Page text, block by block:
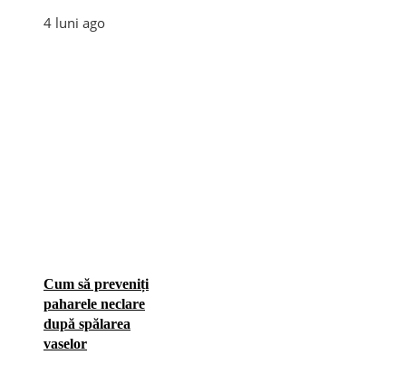
4 luni ago
Cum să preveniți
paharele neclare
după spălarea
vaselor